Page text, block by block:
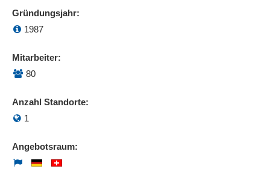
Gründungsjahr:
1987
Mitarbeiter:
80
Anzahl Standorte:
1
Angebotsraum: